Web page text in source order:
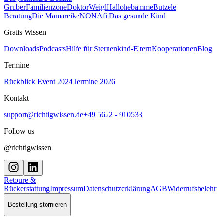
GruberFamilienzoneDoktorWeiglHallohebammeButzele
BeratungDie MamareikeNONAfitDas gesunde Kind
Gratis Wissen
DownloadsPodcastsHilfe für Sternenkind-ElternKooperationenBlog
Termine
Rückblick Event 2024Termine 2026
Kontakt
support@richtigwissen.de+49 5622 - 910533
Follow us
@richtigwissen
Retoure &
RückerstattungImpressumDatenschutzerklärungAGB
Bestellung stornieren